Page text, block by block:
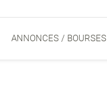
ANNONCES / BOURSES